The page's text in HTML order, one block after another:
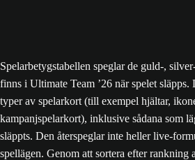
Spelarbetygstabellen speglar de guld-,
finns i Ultimate Team ’26 när spelet släpps.
typer av spelarkort (till exempel hjältar,
kampanjspelarkort), inklusive sådana som
släppts. Den återspeglar inte heller live-
spellägen. Genom att sortera efter rankning